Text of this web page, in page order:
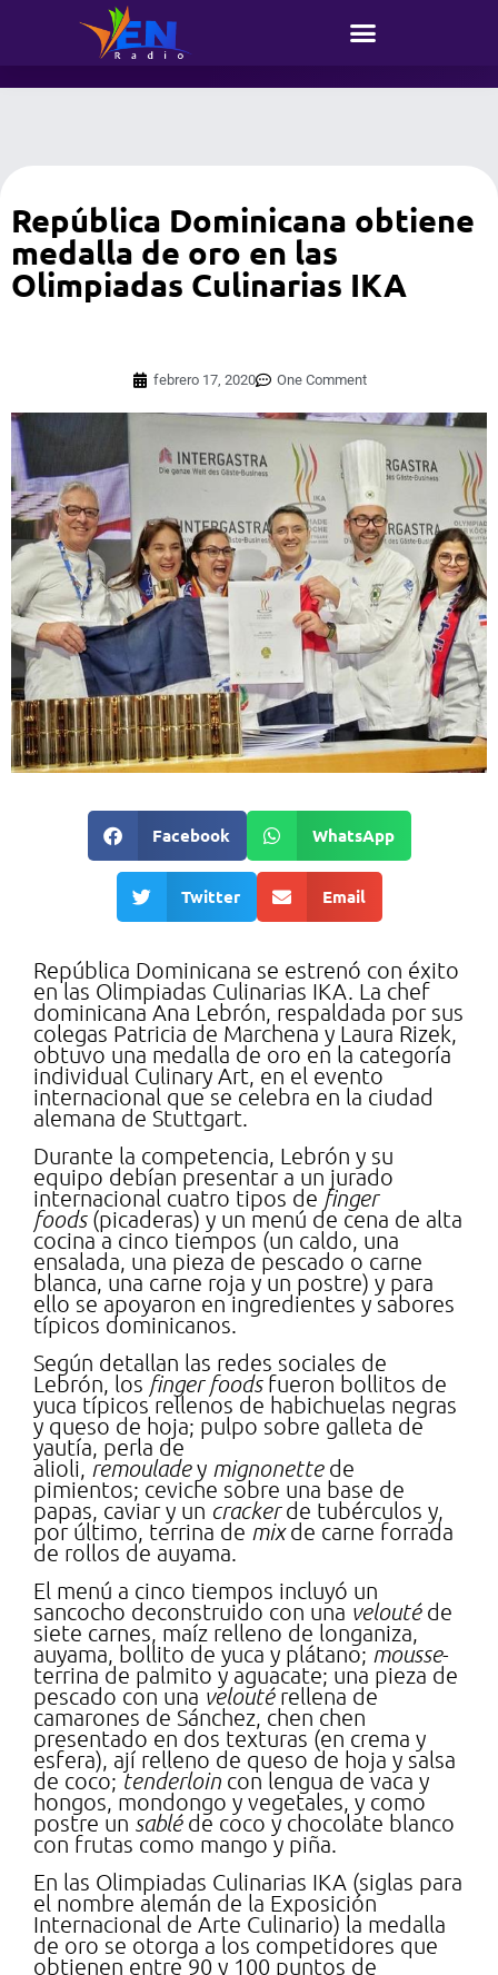
República Dominicana obtiene
medalla de oro en las
Olimpiadas Culinarias IKA
febrero 17, 2020 One Comment
Facebook WhatsApp
Twitter Email
República Dominicana se estrenó con éxito
en las Olimpiadas Culinarias IKA. La chef
dominicana Ana Lebrón, respaldada por sus
colegas Patricia de Marchena y Laura Rizek,
obtuvo una medalla de oro en la categoría
individual Culinary Art, en el evento
internacional que se celebra en la ciudad
alemana de Stuttgart.
Durante la competencia, Lebrón y su
equipo debían presentar a un jurado
internacional cuatro tipos de finger
foods(picaderas) y un menú de cena de alta
cocina a cinco tiempos (un caldo, una
ensalada, una pieza de pescado o carne
blanca, una carne roja y un postre) y para
ello se apoyaron en ingredientes y sabores
típicos dominicanos.
Según detallan las redes sociales de
Lebrón, los finger foodsfueron bollitos de
yuca típicos rellenos de habichuelas negras
y queso de hoja; pulpo sobre galleta de
yautía, perla de
alioli, remouladey mignonette de
pimientos; ceviche sobre una base de
papas, caviar y un crackerde tubérculos y,
por último, terrina de mixde carne forrada
de rollos de auyama.
El menú a cinco tiempos incluyó un
sancocho deconstruido con una velouté de
siete carnes, maíz relleno de longaniza,
auyama, bollito de yuca y plátano; mousse-
terrina de palmito y aguacate; una pieza de
pescado con una velouté rellena de
camarones de Sánchez, chen chen
presentado en dos texturas (en crema y
esfera), ají relleno de queso de hoja y salsa
de coco; tenderloin con lengua de vaca y
hongos, mondongo y vegetales, y como
postre un sablé de coco y chocolate blanco
con frutas como mango y piña.
En las Olimpiadas Culinarias IKA (siglas para
el nombre alemán de la Exposición
Internacional de Arte Culinario) la medalla
de oro se otorga a los competidores que
obtienen entre 90 y 100 puntos de